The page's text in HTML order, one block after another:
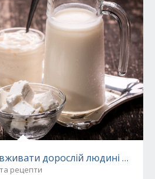
дорослій людині
рецепти